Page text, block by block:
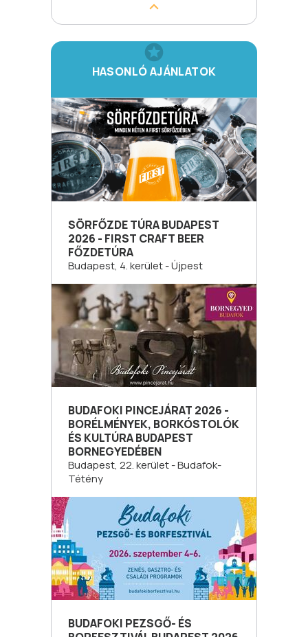
HASONLÓ AJÁNLATOK
SÖRFŐZDE TÚRA BUDAPEST
2026 - FIRST CRAFT BEER
FŐZDETÚRA
Budapest, 4. kerület - Újpest
BUDAFOKI PINCEJÁRAT 2026 -
BORÉLMÉNYEK, BORKÓSTOLÓK
ÉS KULTÚRA BUDAPEST
BORNEGYEDÉBEN
Budapest, 22. kerület - Budafok-
Tétény
BUDAFOKI PEZSGŐ- ÉS